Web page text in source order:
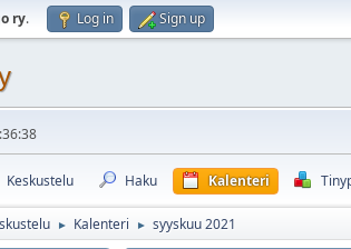
ry. Log in Sign up
Keskustelu Haku Kalenteri
► Kalenteri ► syyskuu 2021